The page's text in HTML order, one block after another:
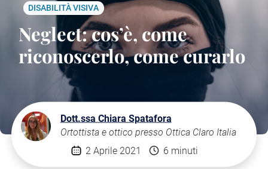
DISABILITÀ VISIVA
Neglect: cos’è, come
riconoscerlo, come curarlo
Dott.ssa Chiara Spatafora
Ortottista e ottico presso Ottica Claro Italia
2 Aprile 2021
6 minuti